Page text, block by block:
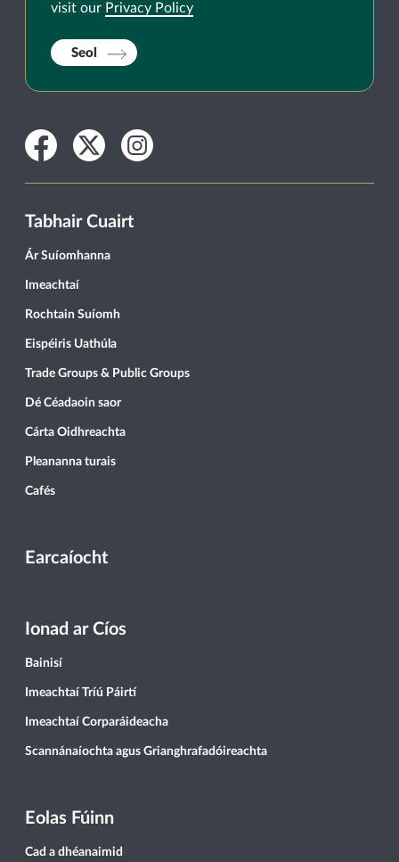
visit our Privacy Policy
Seol
Facebook
TwitterInstagram
Tabhair Cuairt
Ár Suíomhanna
Imeachtaí
Rochtain Suíomh
Eispéiris Uathúla
Trade Groups & Public Groups
Dé Céadaoin saor
Cárta Oidhreachta
Pleananna turais
Cafés
Earcaíocht
Ionad ar Cíos
Bainisí
Imeachtaí Tríú Páirtí
Imeachtaí Corparáideacha
Scannánaíochta agus Grianghrafadóireachta
Eolas Fúinn
Cad a dhéanaimid